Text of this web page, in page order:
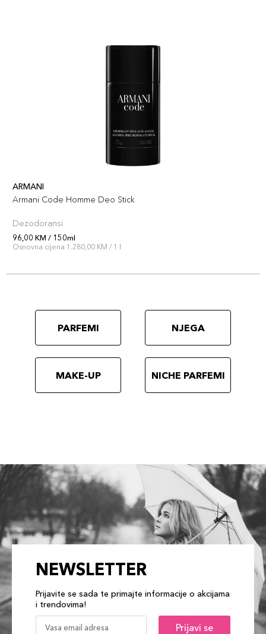
ARMANI
Armani Code Homme Deo Stick
Dezodoransi
96,00 KM / 150ml
Osnovna cijena 1.280,00 KM / 1 l
PARFEMI NJEGA
MAKE-UP NICHE PARFEMI
NEWSLETTER
Prijavite se sada te primajte informacije o akcijama
i trendovima!
Prijavi se